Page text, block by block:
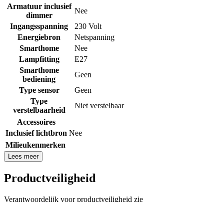
Armatuur inclusief
dimmer
Nee
Ingangsspanning
230 Volt
Energiebron
Netspanning
Smarthome
Nee
Lampfitting
E27
Smarthome
bediening
Geen
Type sensor
Geen
Type
verstelbaarheid
Niet verstelbaar
Accessoires
Inclusief lichtbron Nee
Milieukenmerken
Lees meer
Productveiligheid
Verantwoordelijk voor productveiligheid zie